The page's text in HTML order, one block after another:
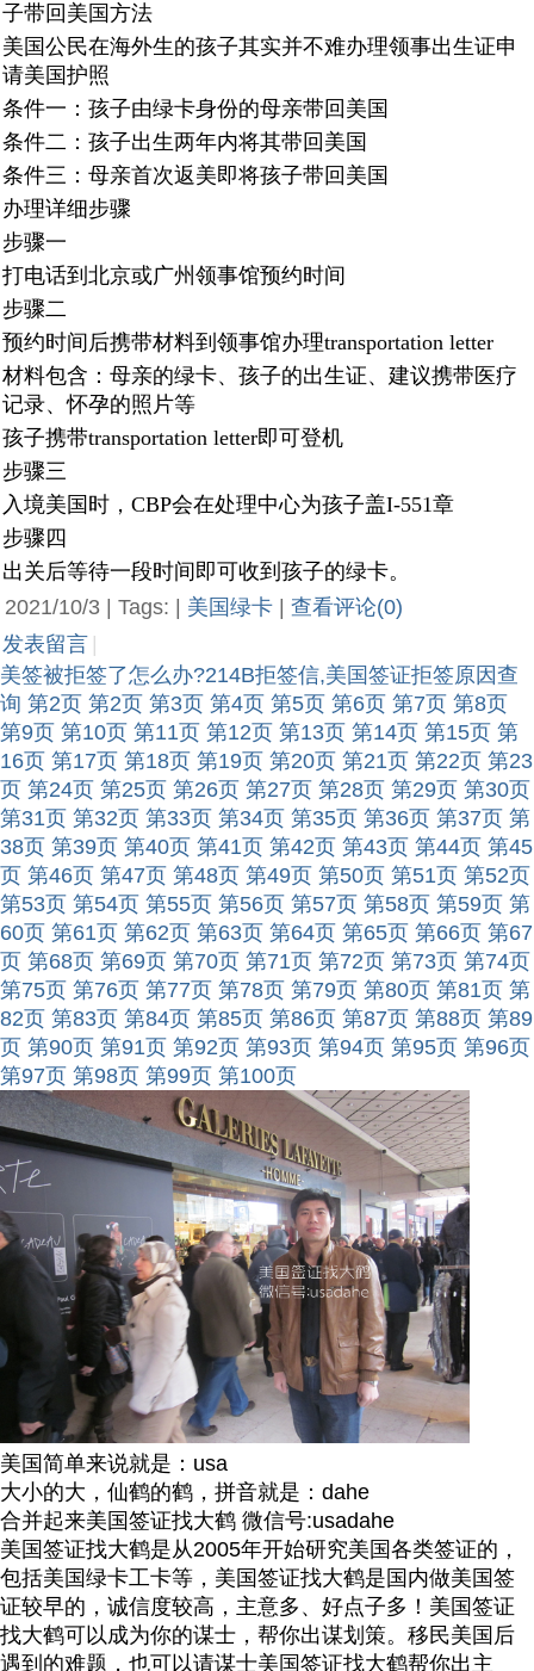
子带回美国方法
美国公民在海外生的孩子其实并不难办理领事出生证申
请美国护照
条件一：孩子由绿卡身份的母亲带回美国
条件二：孩子出生两年内将其带回美国
条件三：母亲首次返美即将孩子带回美国
办理详细步骤
步骤一
打电话到北京或广州领事馆预约时间
步骤二
预约时间后携带材料到领事馆办理transportation letter
材料包含：母亲的绿卡、孩子的出生证、建议携带医疗
记录、怀孕的照片等
孩子携带transportation letter即可登机
步骤三
入境美国时，CBP会在处理中心为孩子盖I-551章
步骤四
出关后等待一段时间即可收到孩子的绿卡。
2021/10/3 | Tags: | 美国绿卡
查看评论(0)
发表留言
美签被拒签了怎么办?214B拒签信,美国签证拒签原因查
询 第2页 第2页 第3页 第4页 第5页 第6页 第7页 第8页
第9页 第10页 第11页 第12页 第13页 第14页 第15页 第
16页 第17页 第18页 第19页 第20页 第21页 第22页 第23
页 第24页 第25页 第26页 第27页 第28页 第29页 第30页
第31页 第32页 第33页 第34页 第35页 第36页 第37页 第
38页 第39页 第40页 第41页 第42页 第43页 第44页 第45
页 第46页 第47页 第48页 第49页 第50页 第51页 第52页
第53页 第54页 第55页 第56页 第57页 第58页 第59页 第
60页 第61页 第62页 第63页 第64页 第65页 第66页 第67
页 第68页 第69页 第70页 第71页 第72页 第73页 第74页
第75页 第76页 第77页 第78页 第79页 第80页 第81页 第
82页 第83页 第84页 第85页 第86页 第87页 第88页 第89
页 第90页 第91页 第92页 第93页 第94页 第95页 第96页
第97页 第98页 第99页 第100页
美国简单来说就是：usa
大小的大，仙鹤的鹤，拼音就是：dahe
合并起来美国签证找大鹤 微信号:usadahe
美国签证找大鹤是从2005年开始研究美国各类签证的，
包括美国绿卡工卡等，美国签证找大鹤是国内做美国签
证较早的，诚信度较高，主意多、好点子多！美国签证
找大鹤可以成为你的谋士，帮你出谋划策。移民美国后
遇到的难题，也可以请谋士美国签证找大鹤帮你出主